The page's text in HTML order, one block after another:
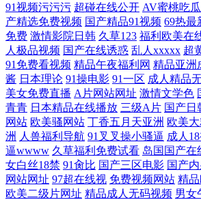
91视频污污污 超碰在线公开 AV蜜桃吃瓜
产精选免费视频 国产精品91视频 69热最
免费 激情影院日韩 久草123 福利欧美在
人极品视频 国产在线诱惑 乱人xxxxx 超
91免费看视频 精品午夜福利网 精品亚洲
酱 日本理论 91操电影 91一区 成人精品
美女免费直播 A片网站网址 激情文学色
青青 日本精品在线播放 三级A片 国产日
网站 欧美骚网站 丁香五月天亚洲 欧美
洲 人兽福利导航 91叉叉操小骚逼 成人
逼wwww 久草福利免费试看 岛国国产在
女白丝18禁 91肏比 国产三区电影 国产
网站网址 97超在线视 免费视频网站 精
欧美二级片网址 精品成人无码视频 男女